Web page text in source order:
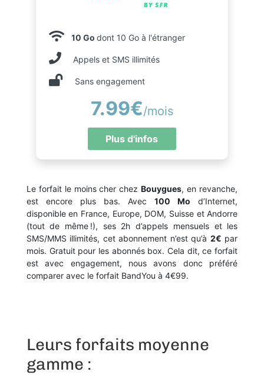
10 Go dont 10 Go à l'étranger
Appels et SMS illimités
Sans engagement
7.99€/mois
Plus d'infos
Le forfait le moins cher chezBouygues, en revanche,
est encore plus bas. Avec100 Mo d’Internet,
disponible en France, Europe, DOM, Suisse et Andorre
(tout de même !), ses 2h d’appels mensuels et les
SMS/MMS illimités, cet abonnement n’est qu’à 2€ par
mois. Gratuit pour les abonnés box. Cela dit, ce forfait
est avec engagement, nous avons donc préféré
comparer avec le forfait BandYou à 4€99.
Leurs forfaits moyenne
gamme :